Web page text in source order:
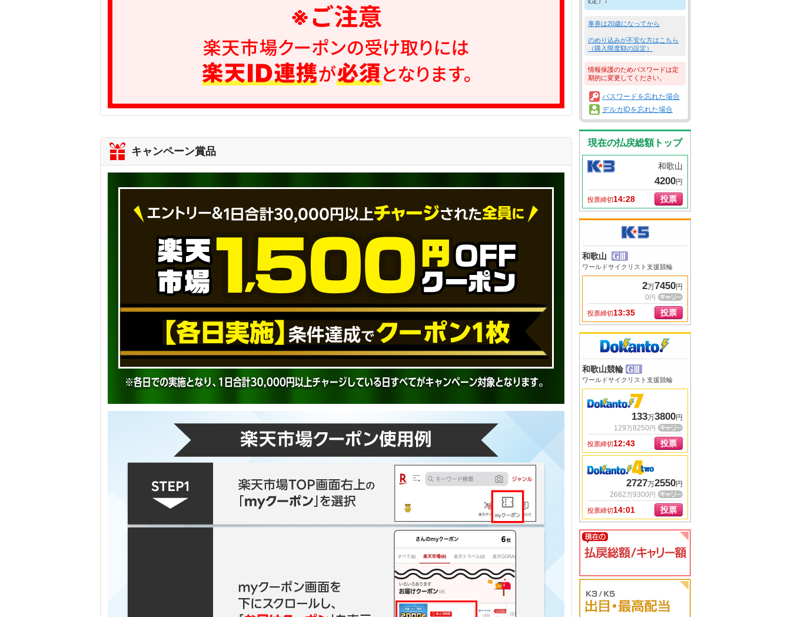
キャンペーン賞品
車券は20歳になってから
のめり込みが不安な方はこちら
（購入限度額の設定）
情報保護のためパスワードは定
期的に変更してください。
パスワードを忘れた場合
デルカIDを忘れた場合
現在の払戻総額トップ
和歌山
4200円
投票締切14:28 投票
和歌山
ワールドサイクリスト支援競輪
2万7450円
0円
投票締切13:35 投票
和歌山競輪
ワールドサイクリスト支援競輪
133万3800円
129万8250円
投票締切12:43 投票
2727万2550円
2682万9300円
投票締切14:01 投票